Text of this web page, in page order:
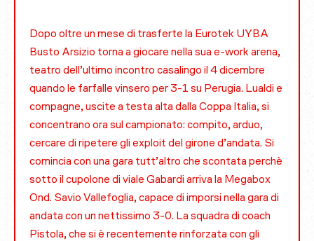
Dopo oltre un mese di trasferte la Eurotek UYBA
Busto Arsizio torna a giocare nella sua e-work arena,
teatro dell’ultimo incontro casalingo il 4 dicembre
quando le farfalle vinsero per 3-1 su Perugia. Lualdi e
compagne, uscite a testa alta dalla Coppa Italia, si
concentrano ora sul campionato: compito, arduo,
cercare di ripetere gli exploit del girone d’andata. Si
comincia con una gara tutt’altro che scontata perchè
sotto il cupolone di viale Gabardi arriva la Megabox
Ond. Savio Vallefoglia, capace di imporsi nella gara di
andata con un nettissimo 3-0. La squadra di coach
Pistola, che si è recentemente rinforzata con gli